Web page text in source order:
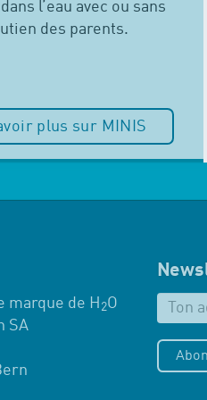
l’eau avec ou sans
des parents.
plus sur MINIS
marque de H 2O
SA